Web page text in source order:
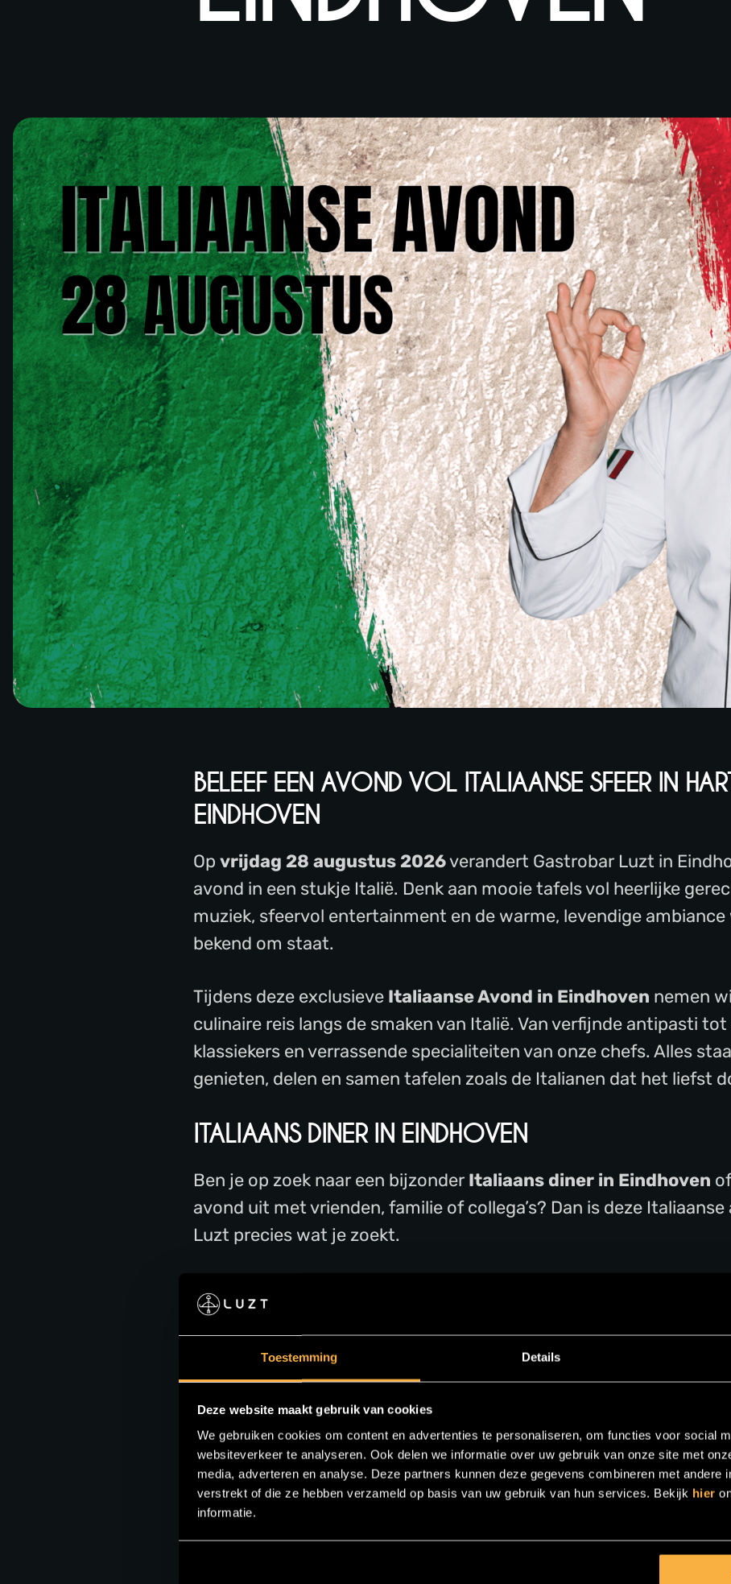
Toestemming Details
Deze website maakt gebruik van cookies
We gebruiken cookies om content en advertenties te personaliseren, om functies voor social
websiteverkeer te analyseren. Ook delen we informatie over uw gebruik van onze site met
media, adverteren en analyse. Deze partners kunnen deze gegevens combineren met andere
verstrekt of die ze hebben verzameld op basis van uw gebruik van hun services. Bekijk hier
informatie.
BELEEF EEN AVOND VOL ITALIAANSE SFEER IN
EINDHOVEN
Op vrijdag 28 augustus 2026verandert Gastrobar Luzt in
avond in een stukje Italië. Denk aan mooie tafels vol heerlijke
muziek, sfeervol entertainment en de warme, levendige ambiance
bekend om staat.
Tijdens deze exclusieve Italiaanse Avond in Eindhoven nemen
culinaire reis langs de smaken van Italië. Van verfijnde antipasti
klassiekers en verrassende specialiteiten van onze chefs. Alles
genieten, delen en samen tafelen zoals de Italianen dat het liefst
ITALIAANS DINER IN EINDHOVEN
Ben je op zoek naar een bijzonder Italiaans diner in Eindhoven
avond uit met vrienden, familie of collega’s? Dan is deze
Luzt precies wat je zoekt.
Verwacht een tafel vol authentieke Italiaanse gerechten, bereid
en kwaliteit. Terwijl de muziek speelt en het entertainment de
geniet jij van een unieke avond vol sfeer, beleving en natuurlijk
WAT KUN JE VERWACHTEN?
– Een volledig verzorgd Italiaans diner
– Een tafel vol Italiaanse gerechten om samen van te genieten
– Live entertainment en Italiaanse muziek